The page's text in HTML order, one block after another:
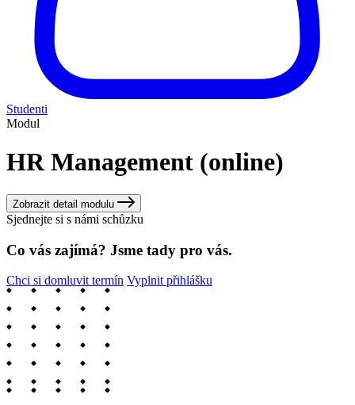
Studenti
Modul
HR Management (online)
Zobrazit detail modulu
Sjednejte si s námi schůzku
Co vás zajímá? Jsme tady pro vás.
Chci si domluvit termín Vyplnit přihlášku